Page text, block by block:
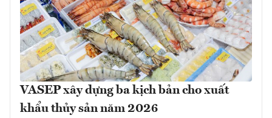
VASEP xây dựng ba kịch bản cho xuất
khẩu thủy sản năm 2026